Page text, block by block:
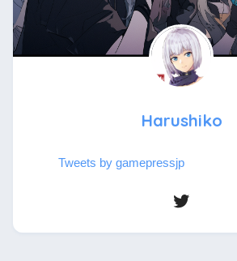
Harushiko
Tweets by gamepressjp